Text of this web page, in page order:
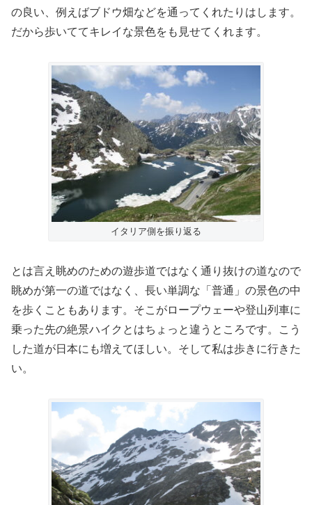
の良い、例えばブドウ畑などを通ってくれたりはします。
だから歩いててキレイな景色をも見せてくれます。
イタリア側を振り返る
とは言え眺めのための遊歩道ではなく通り抜けの道なので
眺めが第一の道ではなく、長い単調な「普通」の景色の中
を歩くこともあります。そこがロープウェーや登山列車に
乗った先の絶景ハイクとはちょっと違うところです。こう
した道が日本にも増えてほしい。そして私は歩きに行きた
い。